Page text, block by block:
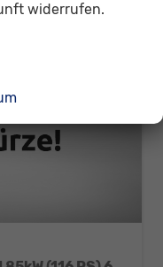
widerrufen.